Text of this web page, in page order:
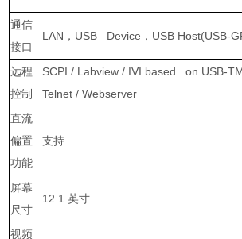
通信
接口
LAN ， USB Device ， USB Host(USB-
远程
控制
SCPI / Labview / IVI based on USB-
Telnet / Webserver
直流
偏置
功能
支持
屏幕
尺寸
12.1英寸
视频